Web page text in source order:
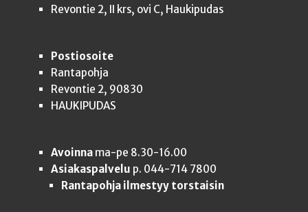
Revontie 2, II krs, ovi C, Haukipudas
Postiosoite
Rantapohja
Revontie 2, 90830
HAUKIPUDAS
Avoinnama-pe 8.30-16.00
Asiakaspalvelu p. 044-714 7800
Rantapohja ilmestyy torstaisin